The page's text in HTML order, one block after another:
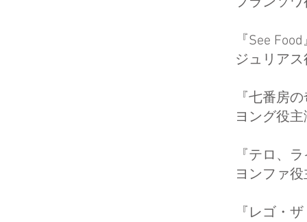
『See
ジュリア
『七番房
ヨング役主
『テロ、
ヨンファ
『レゴ・